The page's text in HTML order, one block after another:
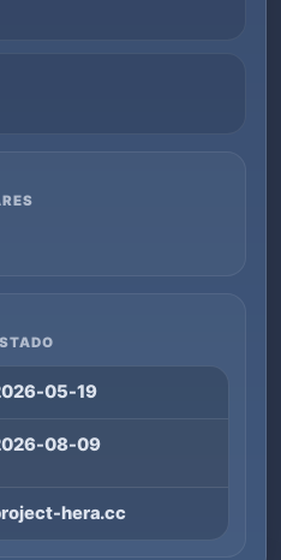
05-19
08-09
hera.cc